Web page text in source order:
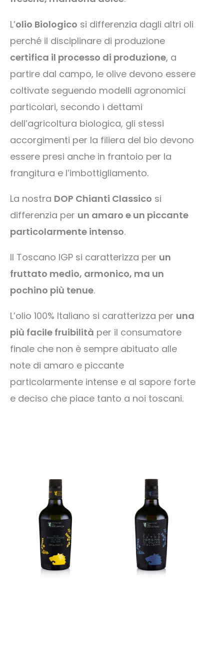
L’olio Biologico si differenzia dagli altri oli
perché il disciplinare di produzione
certifica il processo di produzione, a
partire dal campo, le olive devono essere
coltivate seguendo modelli agronomici
particolari, secondo i dettami
dell’agricoltura biologica, gli stessi
accorgimenti per la filiera del bio devono
essere presi anche in frantoio per la
frangitura e l’imbottigliamento.
La nostra DOP Chianti Classico si
differenzia per un amaro e un piccante
particolarmente intenso.
Il Toscano IGP si caratterizza per un
fruttato medio, armonico, ma un
pochino più tenue.
L’olio 100% Italiano si caratterizza per una
più facile fruibilità per il consumatore
finale che non è sempre abituato alle
note di amaro e piccante
particolarmente intense e al sapore forte
e deciso che piace tanto a noi toscani.